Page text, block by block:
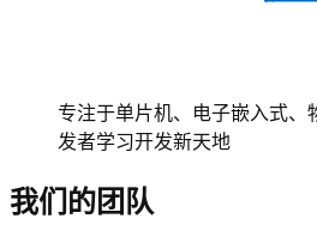
专注于单片机、电子嵌入式、
发者学习开发新天地
我们的团队